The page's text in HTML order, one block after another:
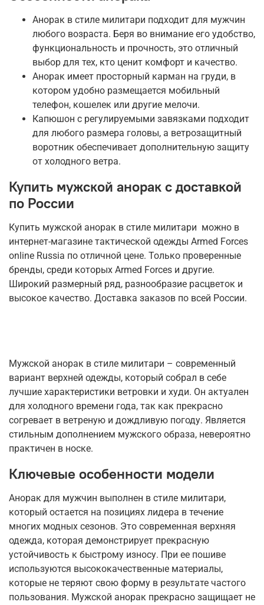
Анорак в стиле милитари подходит для мужчин
любого возраста. Беря во внимание его удобство,
функциональность и прочность, это отличный
выбор для тех, кто ценит комфорт и качество.
Анорак имеет просторный карман на груди, в
котором удобно размещается мобильный
телефон, кошелек или другие мелочи.
Капюшон с регулируемыми завязками подходит
для любого размера головы, а ветрозащитный
воротник обеспечивает дополнительную защиту
от холодного ветра.
Купить мужской анорак с доставкой
по России
Купить мужской анорак в стиле милитари можно в
интернет-магазине тактической одежды Armed Forces
online Russia по отличной цене. Только проверенные
бренды, среди которых Armed Forces и другие.
Широкий размерный ряд, разнообразие расцветок и
высокое качество. Доставка заказов по всей России.
Мужской анорак в стиле милитари – современный
вариант верхней одежды, который собрал в себе
лучшие характеристики ветровки и худи. Он актуален
для холодного времени года, так как прекрасно
согревает в ветреную и дождливую погоду. Является
стильным дополнением мужского образа, невероятно
практичен в носке.
Ключевые особенности модели
Анорак для мужчин выполнен в стиле милитари,
который остается на позициях лидера в течение
многих модных сезонов. Это современная верхняя
одежда, которая демонстрирует прекрасную
устойчивость к быстрому износу. При ее пошиве
используются высококачественные материалы,
которые не теряют свою форму в результате частого
пользования. Мужской анорак прекрасно защищает не